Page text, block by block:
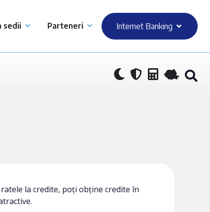
sedii Parteneri Internet Banking
la credite, poți obține credite în